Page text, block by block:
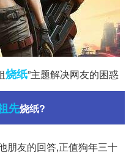
烧纸”主题解决网友的困惑
先烧纸?
朋友的回答,正值狗年三十